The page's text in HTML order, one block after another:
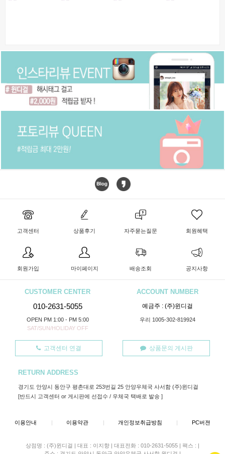
고객센터 상품후기 자주묻는질문 회원혜택
회원가입 마이페이지 배송조회 공지사항
CUSTOMER CENTER
010-2631-5055
OPEN PM 1:00 - PM 5:00
SAT/SUN/HOLIDAY OFF
ACCOUNT NUMBER
예금주 : (주)윈디걸
우리 1005-302-819924
고객센터 연결 상품문의 게시판
RETURN ADDRESS
경기도 안양시 동안구 평촌대로 253번길 25 안양우체국 사서함 (주)윈디걸
[반드시 고객센터 or 게시판에 선접수 / 우체국 택배로 발송 ]
이용안내 이용약관 개인정보취급방침 PC버젼
상점명 : (주)윈디걸 대표 : 이지향 대표전화 : 010-2631-5055 팩스 :